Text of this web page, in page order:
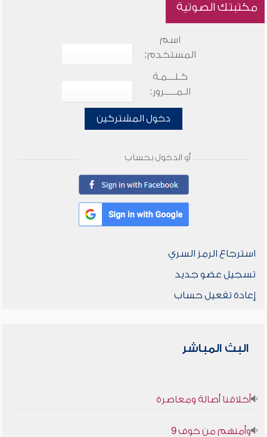
مكتبتك الصوتية
اسم
المستخدم:
كـلـــمـة
الـمـــــرور:
دخول المشتركين
أو الدخول بحساب
استرجاع الرمز السري
تسجيل عضو جديد
إعادة تفعيل حساب
البث المباشر
أخلاقنا أصالة ومعاصرة
وأمنهم من خوف 9